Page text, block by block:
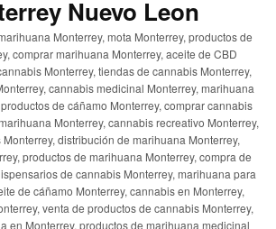
Nuevo Leon
Monterrey, mota Monterrey, productos de
comprar marihuana Monterrey, aceite de CBD
Monterrey, tiendas de cannabis Monterrey,
cannabis medicinal Monterrey, marihuana
de cáñamo Monterrey, comprar cannabis
Monterrey, cannabis recreativo Monterrey,
distribución de marihuana Monterrey,
productos de marihuana Monterrey, compra de
de cannabis Monterrey, marihuana para
de cáñamo Monterrey, cannabis en Monterrey,
venta de productos de cannabis Monterrey,
en Monterrey, productos de marihuana medicinal